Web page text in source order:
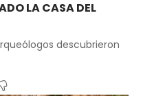
LA CASA DEL
descubrieron